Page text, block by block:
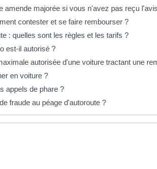
amende majorée si vous n'avez pas reçu
contester et se faire rembourser ?
: quelles sont les règles et les tarifs ?
est-il autorisé ?
autorisée d'une voiture tractant une
en voiture ?
appels de phare ?
fraude au péage d'autoroute ?